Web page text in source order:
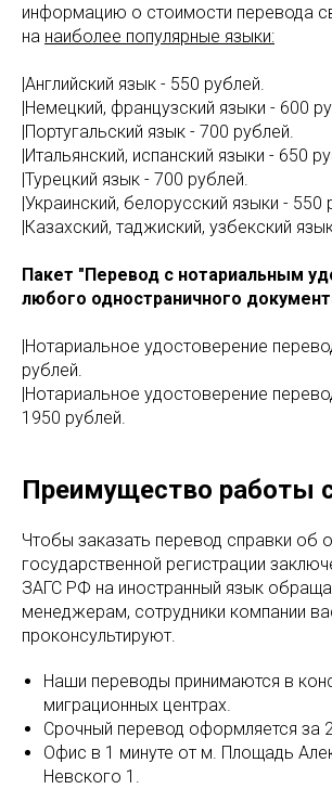
информацию о стоимости перевода
на наиболее популярные языки:
|Английский язык - 550 рублей.
|Немецкий, французский языки - 600
|Португальский язык - 700 рублей.
|Итальянский, испанский языки - 650
|Турецкий язык - 700 рублей.
|Украинский, белорусский языки - 550
|Казахский, таджиский, узбекский
Пакет "Перевод с нотариальным
любого одностраничного
|Нотариальное удостоверение
рублей.
|Нотариальное удостоверение
1950 рублей.
Преимущество работы
Чтобы заказать перевод справки об
государственной регистрации
ЗАГС РФ на иностранный язык
менеджерам, сотрудники компании
проконсультируют.
Наши переводы принимаются в
миграционных центрах.
Срочный перевод оформляется за
Офис в 1 минуте от м. Площадь
Невского 1.